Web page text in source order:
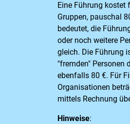
Eine Führung kostet
Gruppen, pauschal
bedeutet, die
oder noch weitere
gleich. Die Führung
"fremden" Personen
ebenfalls 80 €. Für
Organisationen
mittels Rechnung
Hinweise: